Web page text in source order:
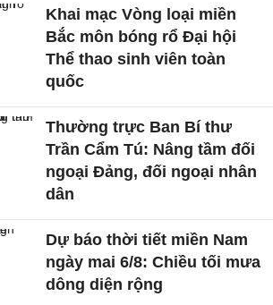
Khai mạc Vòng loại miền
Bắc môn bóng rổ Đại hội
Thể thao sinh viên toàn
quốc
Thường trực Ban Bí thư
Trần Cẩm Tú: Nâng tầm đối
ngoại Đảng, đối ngoại nhân
dân
Dự báo thời tiết miền Nam
ngày mai 6/8: Chiều tối mưa
dông diện rộng